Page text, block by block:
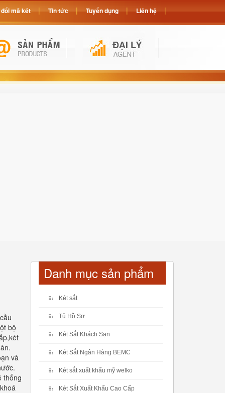
bộ
và
thống
Danh mục sản phẩm
Két sắt
Tủ Hồ Sơ
Két Sắt Khách Sạn
Két Sắt Ngân Hàng BEMC
Két sắt xuất khẩu mỹ welko
Két Sắt Xuất Khẩu Cao Cấp
mã két Tin tức Tuyển dụng Liên hệ